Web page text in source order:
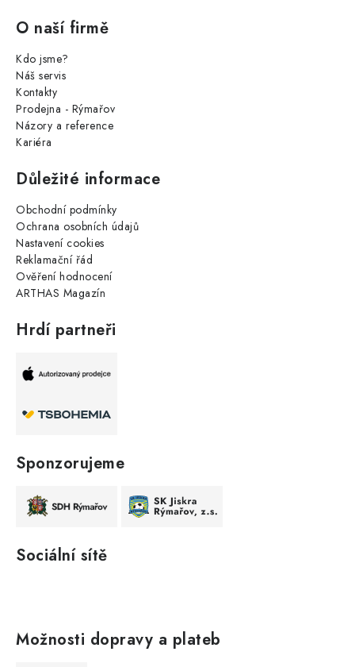
O naší firmě
Kdo jsme?
Náš servis
Kontakty
Prodejna - Rýmařov
Názory a reference
Kariéra
Důležité informace
Obchodní podmínky
Ochrana osobních údajů
Nastavení cookies
Reklamační řád
Ověření hodnocení
ARTHAS Magazín
Hrdí partneři
Sponzorujeme
Sociální sítě
Možnosti dopravy a plateb